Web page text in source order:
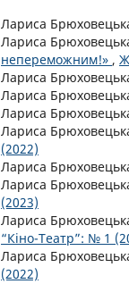
Лариса
Лариса
непереможним!» ,
Лариса
Лариса
Лариса
Лариса
(2022)
Лариса
Лариса
(2023)
Лариса
“Кіно-Театр”: № 1
Лариса
(2022)